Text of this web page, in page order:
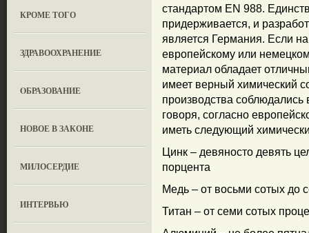
КРОМЕ ТОГО
ЗДРАВООХРАНЕНИЕ
OБРАЗОВАНИЕ
НОВОЕ В ЗАКОНЕ
МИЛОСЕРДИЕ
ИНТЕРВЬЮ
стандартом EN 988.
придерживается, и
является Германия. Если
европейскому или
материал обладает
имеет верный химический
производства
говоря, согласно
иметь следующий
Цинк – девяносто девять
порцента
Медь – от восьми сотых до
Титан – от семи сотых